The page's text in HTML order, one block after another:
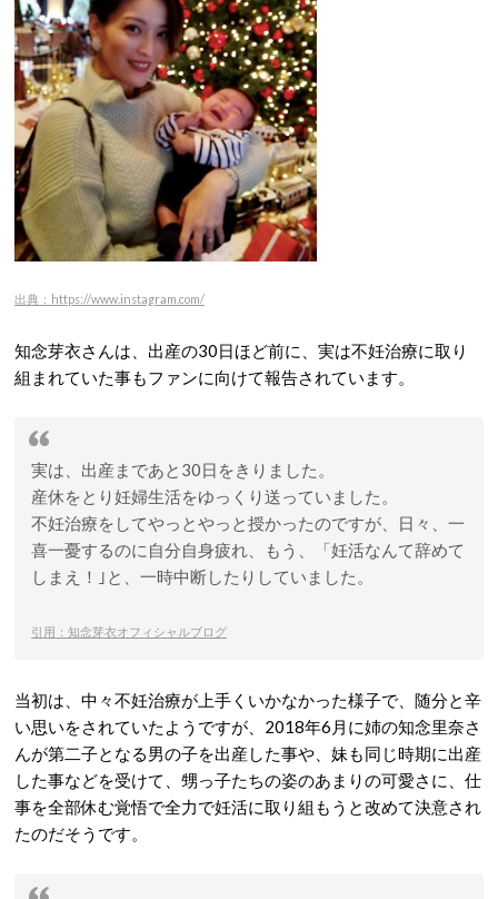
出典：https://www.instagram.com/
知念芽衣さんは、出産の30日ほど前に、実は不妊治療に取り
組まれていた事もファンに向けて報告されています。
実は、出産まであと30日をきりました。
産休をとり妊婦生活をゆっくり送っていました。
不妊治療をしてやっとやっと授かったのですが、日々、一
喜一憂するのに自分自身疲れ、もう、「妊活なんて辞めて
しまえ！｣と、一時中断したりしていました。
引用：知念芽衣オフィシャルブログ
当初は、中々不妊治療が上手くいかなかった様子で、随分と辛
い思いをされていたようですが、2018年6月に姉の知念里奈さ
んが第二子となる男の子を出産した事や、妹も同じ時期に出産
した事などを受けて、甥っ子たちの姿のあまりの可愛さに、仕
事を全部休む覚悟で全力で妊活に取り組もうと改めて決意され
たのだそうです。